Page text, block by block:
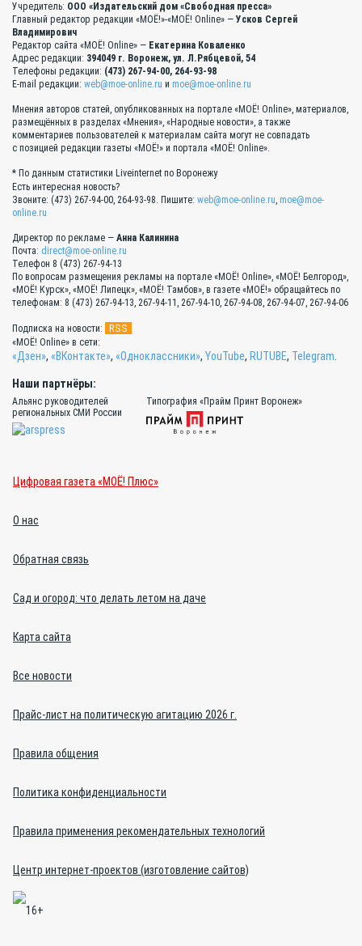
Учредитель: ООО «Издательский дом «Свободная пресса»
Главный редактор редакции «МОЁ!»-«МОЁ! Online» — Усков Сергей
Владимирович
Редактор сайта «МОЁ! Online» — Екатерина Коваленко
Адрес редакции: 394049 г. Воронеж, ул. Л.Рябцевой, 54
Телефоны редакции: (473) 267-94-00, 264-93-98
E-mail редакции: web@moe-online.ru и moe@moe-online.ru
Мнения авторов статей, опубликованных на портале «МОЁ! Online», материалов,
размещённых в разделах «Мнения», «Народные новости», а также
комментариев пользователей к материалам сайта могут не совпадать
с позицией редакции газеты «МОЁ!» и портала «МОЁ! Online».
* По данным статистики Liveinternet по Воронежу
Есть интересная новость?
Звоните: (473) 267-94-00, 264-93-98. Пишите: web@moe-online.ru, moe@moe-
online.ru
Директор по рекламе — Анна Калинина
Почта: direct@moe-online.ru
Телефон 8 (473) 267-94-13
По вопросам размещения рекламы на портале «МОЁ! Online», «МОЁ! Белгород»,
«МОЁ! Курск», «МОЁ! Липецк», «МОЁ! Тамбов», в газете «МОЁ!» обращайтесь по
телефонам: 8 (473) 267-94-13, 267-94-11, 267-94-10, 267-94-08, 267-94-07, 267-94-06
Подписка на новости: RSS
«МОЁ! Online» в сети:
«Дзен», «ВКонтакте», «Одноклассники», YouTube, RUTUBE, Telegram.
Наши партнёры:
Альянс руководителей
региональных СМИ России
Типография «Прайм Принт Воронеж»
Цифровая газета «МОЁ! Плюс»
О нас
Обратная связь
Сад и огород: что делать летом на даче
Карта сайта
Все новости
Прайс-лист на политическую агитацию 2026 г.
Правила общения
Политика конфиденциальности
Правила применения рекомендательных технологий
Центр интернет-проектов (изготовление сайтов)